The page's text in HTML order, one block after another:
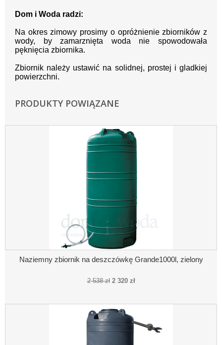
Dom i Woda radzi:
Na okres zimowy prosimy o opróżnienie zbiorników z
wody, by zamarznięta woda nie spowodowała
pęknięcia zbiornika.
Zbiornik należy ustawić na solidnej, prostej i gladkiej
powierzchni.
PRODUKTY POWIĄZANE
Naziemny zbiornik na deszczówkę Grande1000l, zielony
2 538 zł 2 320 zł